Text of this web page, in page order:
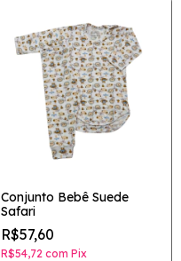
Conjunto Bebê Suede
Safari
R$57,60
R$54,72 com Pix